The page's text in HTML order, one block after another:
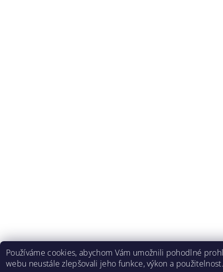
Používáme cookies, abychom Vám umožnili pohodlné
webu neustále zlepšovali jeho funkce, výkon a